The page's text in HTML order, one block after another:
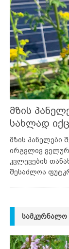
მზის
სახლად
მზის პანელები
ირგვლივ ველურ
კვლევების
შესაძლოა
ᲡᲐᲛᲙᲣᲠᲜᲐᲚᲝ